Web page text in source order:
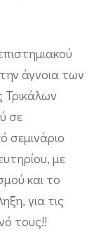
άγνοια των
Τρικάλων
σε
σεμινάριο
με
και το
για τις
τους!!